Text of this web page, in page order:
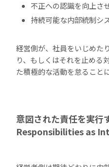
不正への認識を向上さ
持続可能な内部統制シ
経営側が、社員をいじめた
り、もしくはそれを止める
た積極的な活動を怠ること
意図された責任を実
Responsibilities as